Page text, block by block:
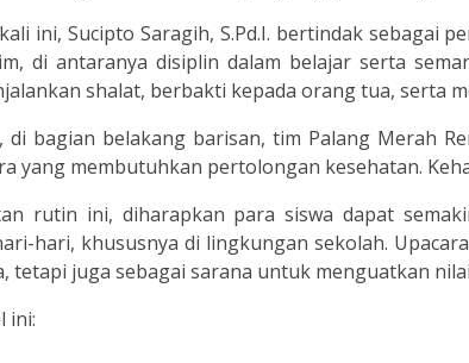
ini, Sucipto Saragih, S.Pd.I. bertindak sebagai
di antaranya disiplin dalam belajar serta
shalat, berbakti kepada orang tua, serta
di bagian belakang barisan, tim Palang Merah
yang membutuhkan pertolongan kesehatan.
rutin ini, diharapkan para siswa dapat
hari, khususnya di lingkungan sekolah.
tetapi juga sebagai sarana untuk menguatkan
ini: